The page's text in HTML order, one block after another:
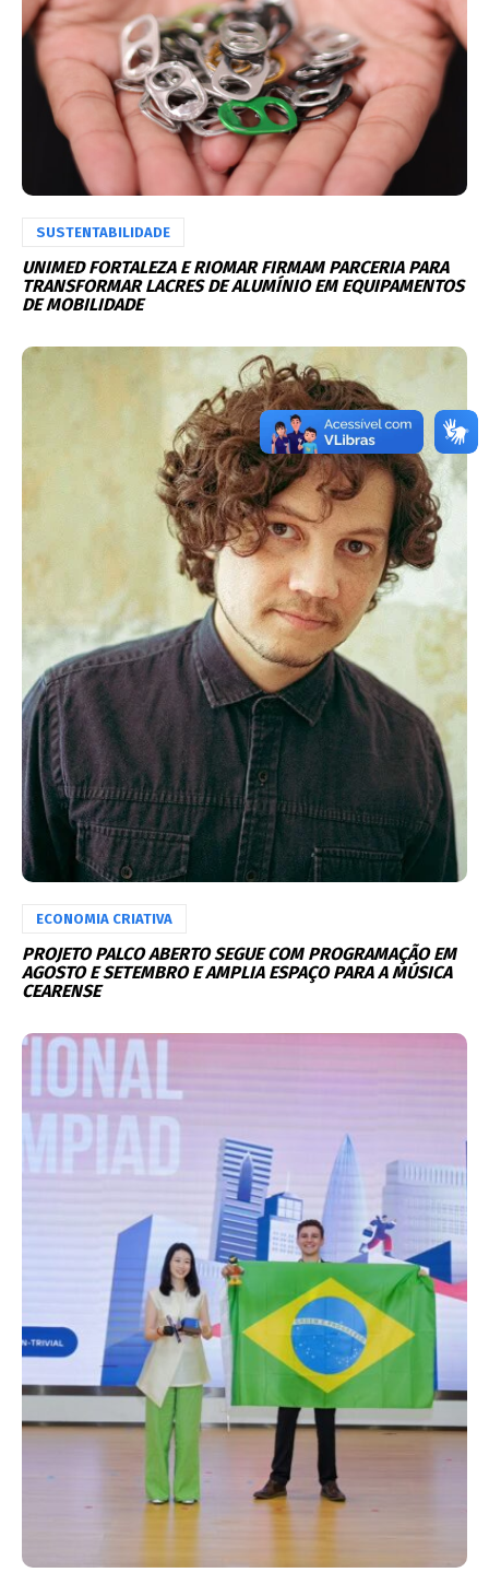
SUSTENTABILIDADE
UNIMED FORTALEZA E RIOMAR FIRMAM PARCERIA PARA
TRANSFORMAR LACRES DE ALUMÍNIO EM EQUIPAMENTOS
DE MOBILIDADE
ECONOMIA CRIATIVA
PROJETO PALCO ABERTO SEGUE COM PROGRAMAÇÃO EM
AGOSTO E SETEMBRO E AMPLIA ESPAÇO PARA A MÚSICA
CEARENSE